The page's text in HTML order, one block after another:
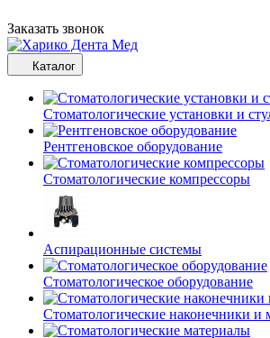
Заказать звонок
Каталог
Стоматологические установки и
Рентгеновское оборудование
Стоматологические компрессоры
Аспирационные системы
Стоматологическое оборудование
Стоматологические наконечники и